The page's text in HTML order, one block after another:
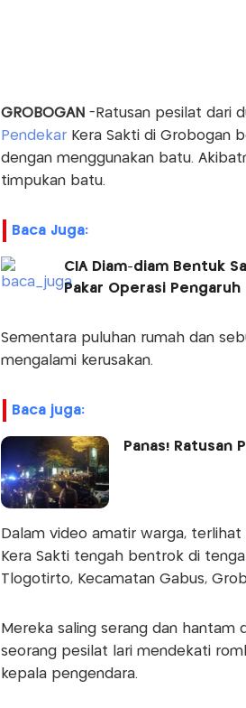
GROBOGAN -Ratusan pesilat dari
Pendekar Kera Sakti di Grobogan
dengan menggunakan batu.
timpukan batu.
Baca Juga:
CIA Diam-diam Bentuk
Pakar Operasi Pengaruh
Sementara puluhan rumah dan
mengalami kerusakan.
baca juga:
Panas! Ratusan
Dalam video amatir warga,
Kera Sakti tengah bentrok di
Tlogotirto, Kecamatan Gabus,
Mereka saling serang dan
seorang pesilat lari mendekati
kepala pengendara.